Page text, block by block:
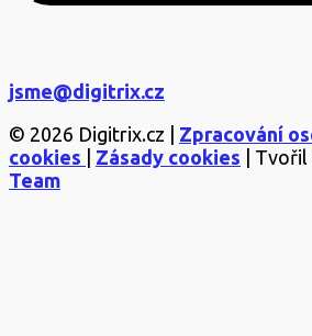
jsme@digitrix.cz
© 2026 Digitrix.cz | Zpracování
cookies
Zásady cookies |
Team